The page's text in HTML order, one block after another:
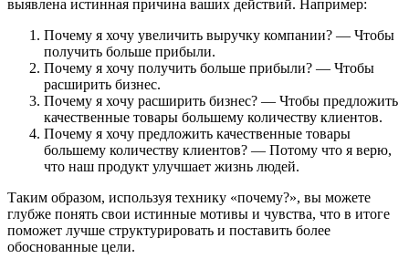
выявлена истинная причина ваших действий. Например:
Почему я хочу увеличить выручку компании? — Чтобы
получить больше прибыли.
Почему я хочу получить больше прибыли? — Чтобы
расширить бизнес.
Почему я хочу расширить бизнес? — Чтобы предложить
качественные товары большему количеству клиентов.
Почему я хочу предложить качественные товары
большему количеству клиентов? — Потому что я верю,
что наш продукт улучшает жизнь людей.
Таким образом, используя технику «почему?», вы можете
глубже понять свои истинные мотивы и чувства, что в итоге
поможет лучше структурировать и поставить более
обоснованные цели.